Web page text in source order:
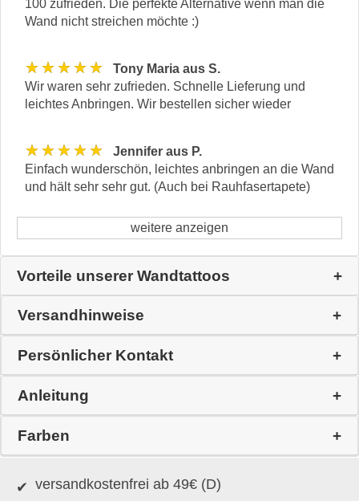
100 zufrieden. Die perfekte Alternative wenn man die
Wand nicht streichen möchte :)
★★★★★
Tony Maria aus S.
Wir waren sehr zufrieden. Schnelle Lieferung und
leichtes Anbringen. Wir bestellen sicher wieder
★★★★★
Jennifer aus P.
Einfach wunderschön, leichtes anbringen an die Wand
und hält sehr sehr gut. (Auch bei Rauhfasertapete)
weitere anzeigen
Vorteile unserer Wandtattoos
Versandhinweise
Persönlicher Kontakt
Anleitung
Farben
versandkostenfrei ab 49€ (D)